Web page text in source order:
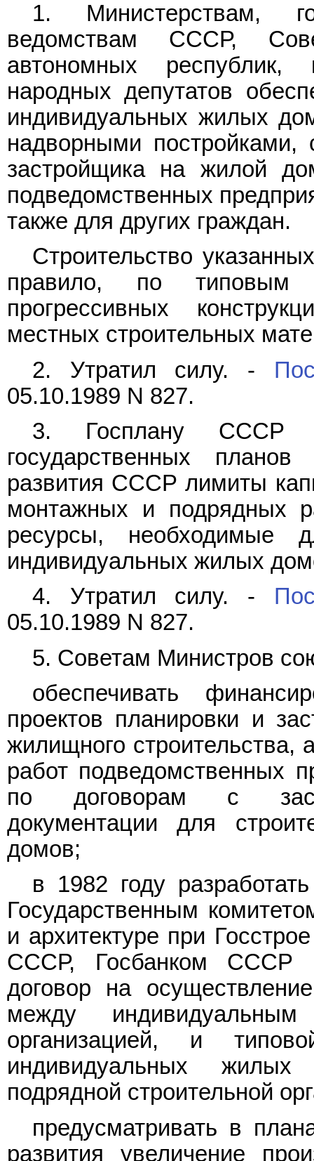
1. Министерствам,
ведомствам СССР,
автономных
народных депутатов
индивидуальных жилых
надворными постройками,
застройщика на жилой
подведомственных
также для других граждан.
Строительство
правило, по типовым
прогрессивных
местных строительных
2. Утратил силу. -
05.10.1989 N 827.
3. Госплану СССР
государственных
развития СССР лимиты
монтажных и подрядных
ресурсы, необходимые
индивидуальных жилых
4. Утратил силу. -
05.10.1989 N 827.
5. Советам Министров
обеспечивать
проектов планировки и
жилищного строительства,
работ подведомственных
по договорам с
документации для
домов;
в 1982 году
Государственным
и архитектуре при
СССР, Госбанком СССР
договор на
между
организацией, и
индивидуальных
подрядной строительной
предусматривать в
развития увеличение